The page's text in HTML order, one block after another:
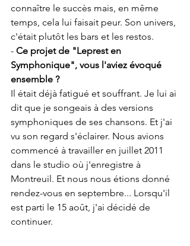
connaître le succès mais, en même
temps, cela lui faisait peur. Son univers,
c'était plutôt les bars et les restos.
- Ce projet de "Leprest en
Symphonique", vous l'aviez évoqué
ensemble ?
Il était déjà fatigué et souffrant. Je lui ai
dit que je songeais à des versions
symphoniques de ses chansons. Et j'ai
vu son regard s'éclairer. Nous avions
commencé à travailler en juillet 2011
dans le studio où j'enregistre à
Montreuil. Et nous nous étions donné
rendez-vous en septembre... Lorsqu'il
est parti le 15 août, j'ai décidé de
continuer.